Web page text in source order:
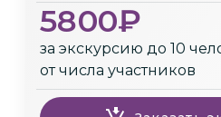
5800₽
за экскурсию до 10
от числа участников